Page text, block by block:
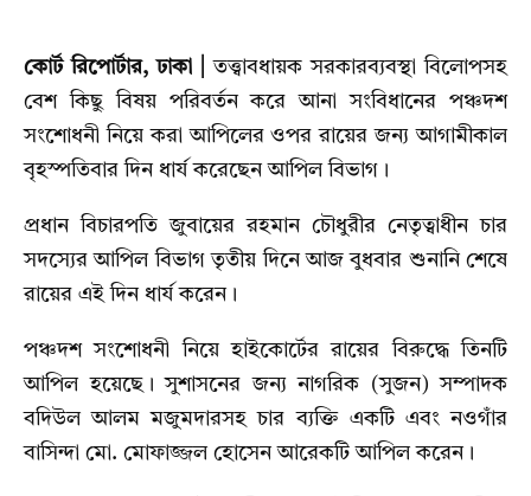
কোর্ট রিপোর্টার, ঢাকা |তত্ত্বাবধায়ক সরকারব্যবস্থা বিলোপসহ
বেশ কিছু বিষয় পরিবর্তন করে আনা সংবিধানের পঞ্চদশ
সংশোধনী নিয়ে করা আপিলের ওপর রায়ের জন্য আগামীকাল
বৃহস্পতিবার দিন ধার্য করেছেন আপিল বিভাগ।
প্রধান বিচারপতি জুবায়ের রহমান চৌধুরীর নেতৃত্বাধীন চার
সদস্যের আপিল বিভাগ তৃতীয় দিনে আজ বুধবার শুনানি শেষে
রায়ের এই দিন ধার্য করেন।
পঞ্চদশ সংশোধনী নিয়ে হাইকোর্টের রায়ের বিরুদ্ধে তিনটি
আপিল হয়েছে। সুশাসনের জন্য নাগরিক (সুজন) সম্পাদক
বদিউল আলম মজুমদারসহ চার ব্যক্তি একটি এবং নওগাঁর
বাসিন্দা মো. মোফাজ্জল হোসেন আরেকটি আপিল করেন।